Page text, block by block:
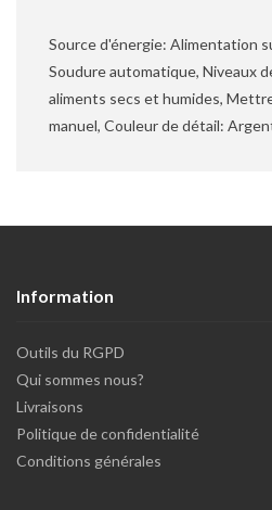
Source d'énergie: Alimentation
Soudure automatique, Niveaux
aliments secs et humides,
manuel, Couleur de détail:
Information
Outils du RGPD
Qui sommes nous?
Livraisons
Politique de confidentialité
Conditions générales